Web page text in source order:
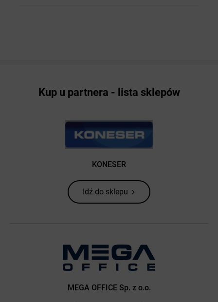
Kup u partnera - lista sklepów
KONESER
Idź do sklepu
MEGA OFFICE Sp. z o.o.